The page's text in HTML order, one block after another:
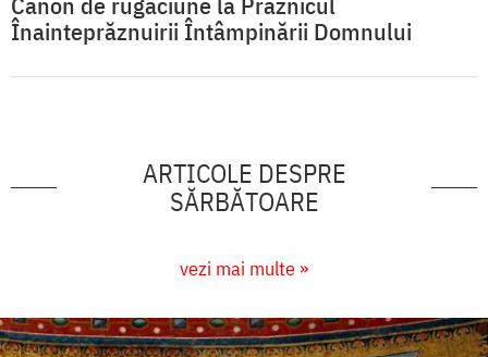
Înainteprăznuirii Întâmpinării Domnului
ARTICOLE DESPRE
SĂRBĂTOARE
vezi mai multe »